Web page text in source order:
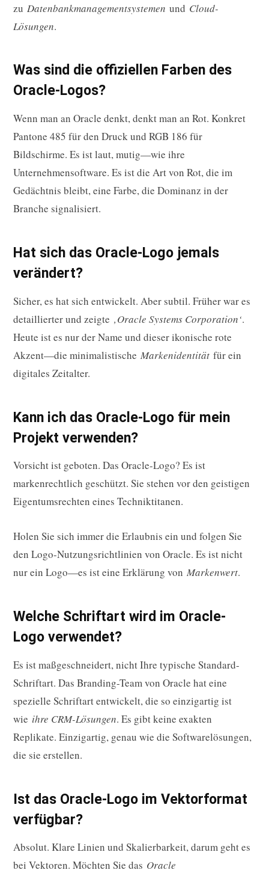
zu Datenbankmanagementsystemen und Cloud-
Lösungen.
Was sind die offiziellen Farben des
Oracle-Logos?
Wenn man an Oracle denkt, denkt man an Rot. Konkret
Pantone 485 für den Druck und RGB 186 für
Bildschirme. Es ist laut, mutig—wie ihre
Unternehmensoftware. Es ist die Art von Rot, die im
Gedächtnis bleibt, eine Farbe, die Dominanz in der
Branche signalisiert.
Hat sich das Oracle-Logo jemals
verändert?
Sicher, es hat sich entwickelt. Aber subtil. Früher war es
detaillierter und zeigte ‚Oracle Systems Corporation‘.
Heute ist es nur der Name und dieser ikonische rote
Akzent—die minimalistische Markenidentität für ein
digitales Zeitalter.
Kann ich das Oracle-Logo für mein
Projekt verwenden?
Vorsicht ist geboten. Das Oracle-Logo? Es ist
markenrechtlich geschützt. Sie stehen vor den geistigen
Eigentumsrechten eines Techniktitanen.
Holen Sie sich immer die Erlaubnis ein und folgen Sie
den Logo-Nutzungsrichtlinien von Oracle. Es ist nicht
nur ein Logo—es ist eine Erklärung von Markenwert.
Welche Schriftart wird im Oracle-
Logo verwendet?
Es ist maßgeschneidert, nicht Ihre typische Standard-
Schriftart. Das Branding-Team von Oracle hat eine
spezielle Schriftart entwickelt, die so einzigartig ist
wie ihre CRM-Lösungen. Es gibt keine exakten
Replikate. Einzigartig, genau wie die Softwarelösungen,
die sie erstellen.
Ist das Oracle-Logo im Vektorformat
verfügbar?
Absolut. Klare Linien und Skalierbarkeit, darum geht es
bei Vektoren. Möchten Sie das Oracle